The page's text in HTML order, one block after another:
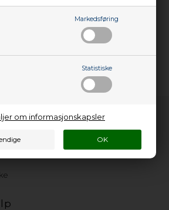
Markedsføring
Statistiske
om informasjonskapsler
mitt?